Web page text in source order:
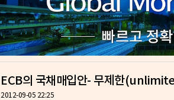
ECB의 국채매입안- 무제한
2012-09-05 22:25